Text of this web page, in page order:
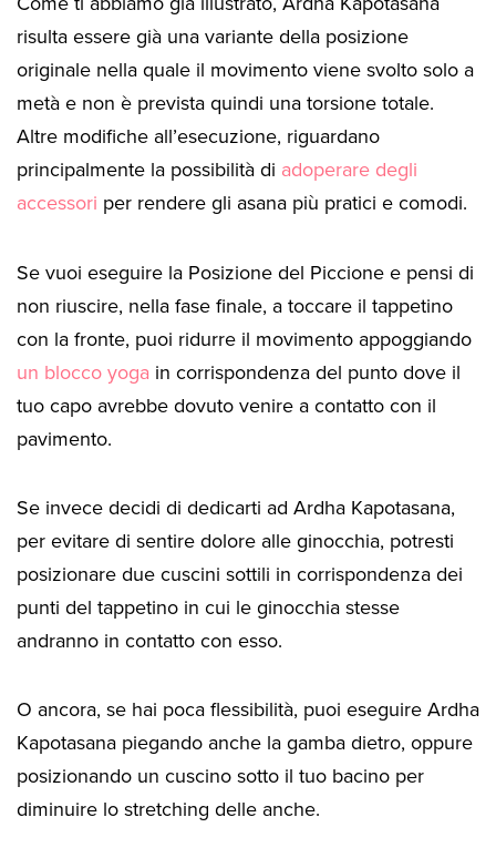
risulta essere già una variante della posizione
originale nella quale il movimento viene svolto solo a
metà e non è prevista quindi una torsione totale.
Altre modifiche all’esecuzione, riguardano
principalmente la possibilità di adoperare degli
accessori per rendere gli asana più pratici e comodi.
Se vuoi eseguire la Posizione del Piccione e pensi di
non riuscire, nella fase finale, a toccare il tappetino
con la fronte, puoi ridurre il movimento appoggiando
un blocco yoga in corrispondenza del punto dove il
tuo capo avrebbe dovuto venire a contatto con il
pavimento.
Se invece decidi di dedicarti ad Ardha Kapotasana,
per evitare di sentire dolore alle ginocchia, potresti
posizionare due cuscini sottili in corrispondenza dei
punti del tappetino in cui le ginocchia stesse
andranno in contatto con esso.
O ancora, se hai poca flessibilità, puoi eseguire Ardha
Kapotasana piegando anche la gamba dietro, oppure
posizionando un cuscino sotto il tuo bacino per
diminuire lo stretching delle anche.